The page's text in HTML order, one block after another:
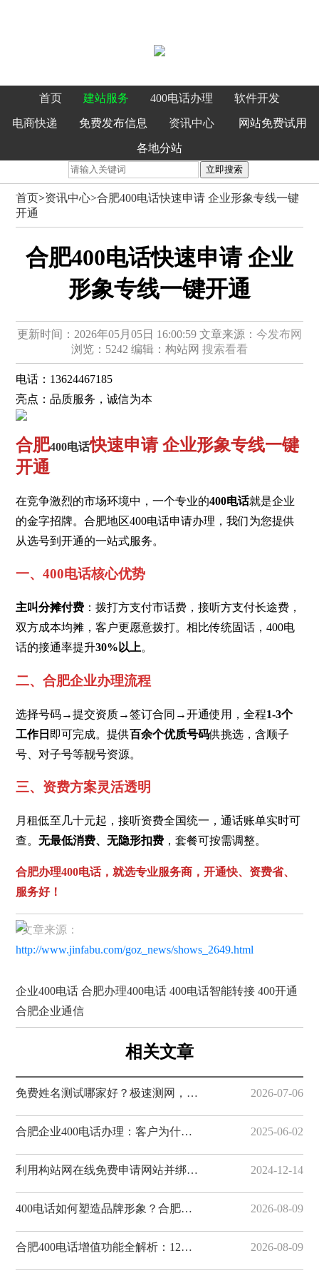
首页 建站服务 400电话办理 软件开发
电商快递 免费发布信息 资讯中心 网站免费试用
各地分站
立即搜索
首页>资讯中心>合肥400电话快速申请 企业形象专线一键
开通
合肥400电话快速申请 企业
形象专线一键开通
更新时间：2026年05月05日 16:00:59 文章来源： 今发布网
浏览：5242 编辑：构站网 搜索看看
电话： 13624467185
亮点：品质服务，诚信为本
合肥400电话快速申请 企业形象专线一键
开通
在竞争激烈的市场环境中，一个专业的400电话就是企业
的金字招牌。合肥地区400电话申请办理，我们为您提供
从选号到开通的一站式服务。
一、400电话核心优势
主叫分摊付费 ：拨打方支付市话费，接听方支付长途费，
双方成本均摊，客户更愿意拨打。相比传统固话，400电
话的接通率提升30%以上。
二、合肥企业办理流程
选择号码→提交资质→签订合同→开通使用，全程1-3个
工作日 即可完成。提供百余个优质号码供挑选，含顺子
号、对子号等靓号资源。
三、资费方案灵活透明
月租低至几十元起，接听资费全国统一，通话账单实时可
查。无最低消费、无隐形扣费 ，套餐可按需调整。
合肥办理400电话，就选专业服务商，开通快、资费省、
服务好！
▸文章来源：
http://www.jinfabu.com/goz_news/shows_2649.html
企业400电话 合肥办理400电话 400电话智能转接 400开通
合肥企业通信
相关文章
免费姓名测试哪家好？极速测网，一键解锁姓名隐藏寓意 2026-07-06
合肥企业400电话办理：客户为什么更愿意拨打400电话 2025-06-02
利用构站网在线免费申请网站并绑定域名 2024-12-14
400电话如何塑造品牌形象？合肥企业选号与12大平台推荐 2026-08-09
合肥400电话增值功能全解析：12个办理平台功能对比一览 2026-08-09